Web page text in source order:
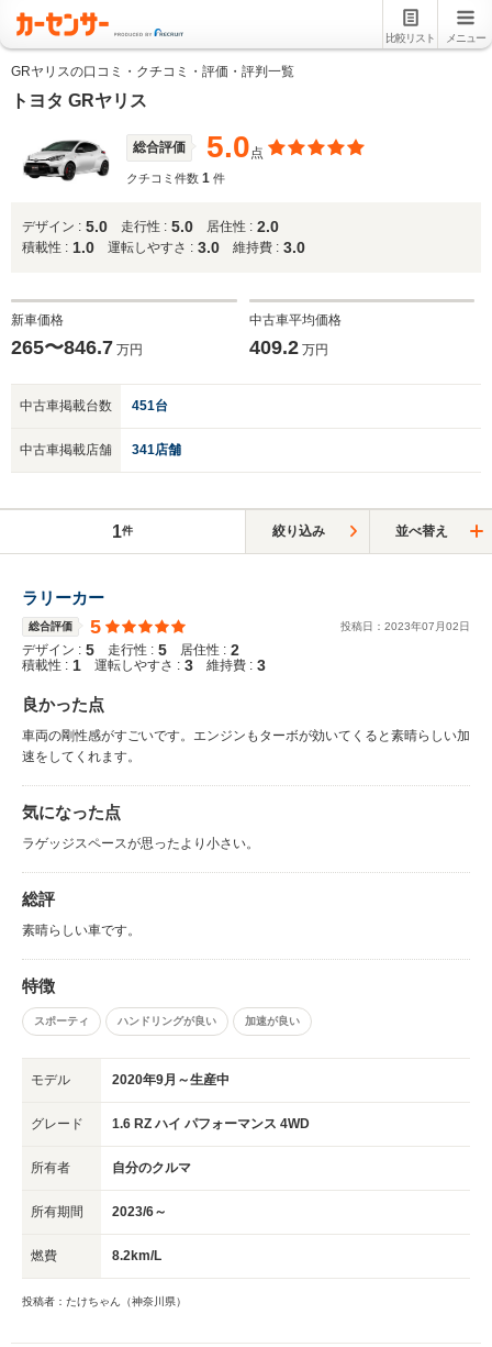
比較リスト メニュー
GRヤリスの口コミ・クチコミ・評価・評判一覧
トヨタ GRヤリス
総合評価 5.0点
クチコミ件数 1 件
デザイン : 5.0 走行性 : 5.0 居住性 : 2.0
積載性 : 1.0 運転しやすさ : 3.0 維持費 : 3.0
新車価格
265〜846.7 万円
中古車平均価格
409.2万円
中古車掲載台数 451台
中古車掲載店舗 341店舗
1件 絞り込み 並べ替え
ラリーカー
総合評価 5 投稿日： 2023年07 月02日
デザイン : 5 走行性 : 5 居住性 : 2
積載性 : 1 運転しやすさ : 3 維持費 : 3
良かった点
車両の剛性感がすごいです。エンジンもターボが効いてくると素晴らしい加
速をしてくれます。
気になった点
ラゲッジスペースが思ったより小さい。
総評
素晴らしい車です。
特徴
スポーティ ハンドリングが良い 加速が良い
モデル 2020年9月～生産中
グレード 1.6 RZ ハイ パフォーマンス 4WD
所有者 自分のクルマ
所有期間 2023/6～
燃費 8.2km/L
投稿者：たけちゃん（神奈川県）